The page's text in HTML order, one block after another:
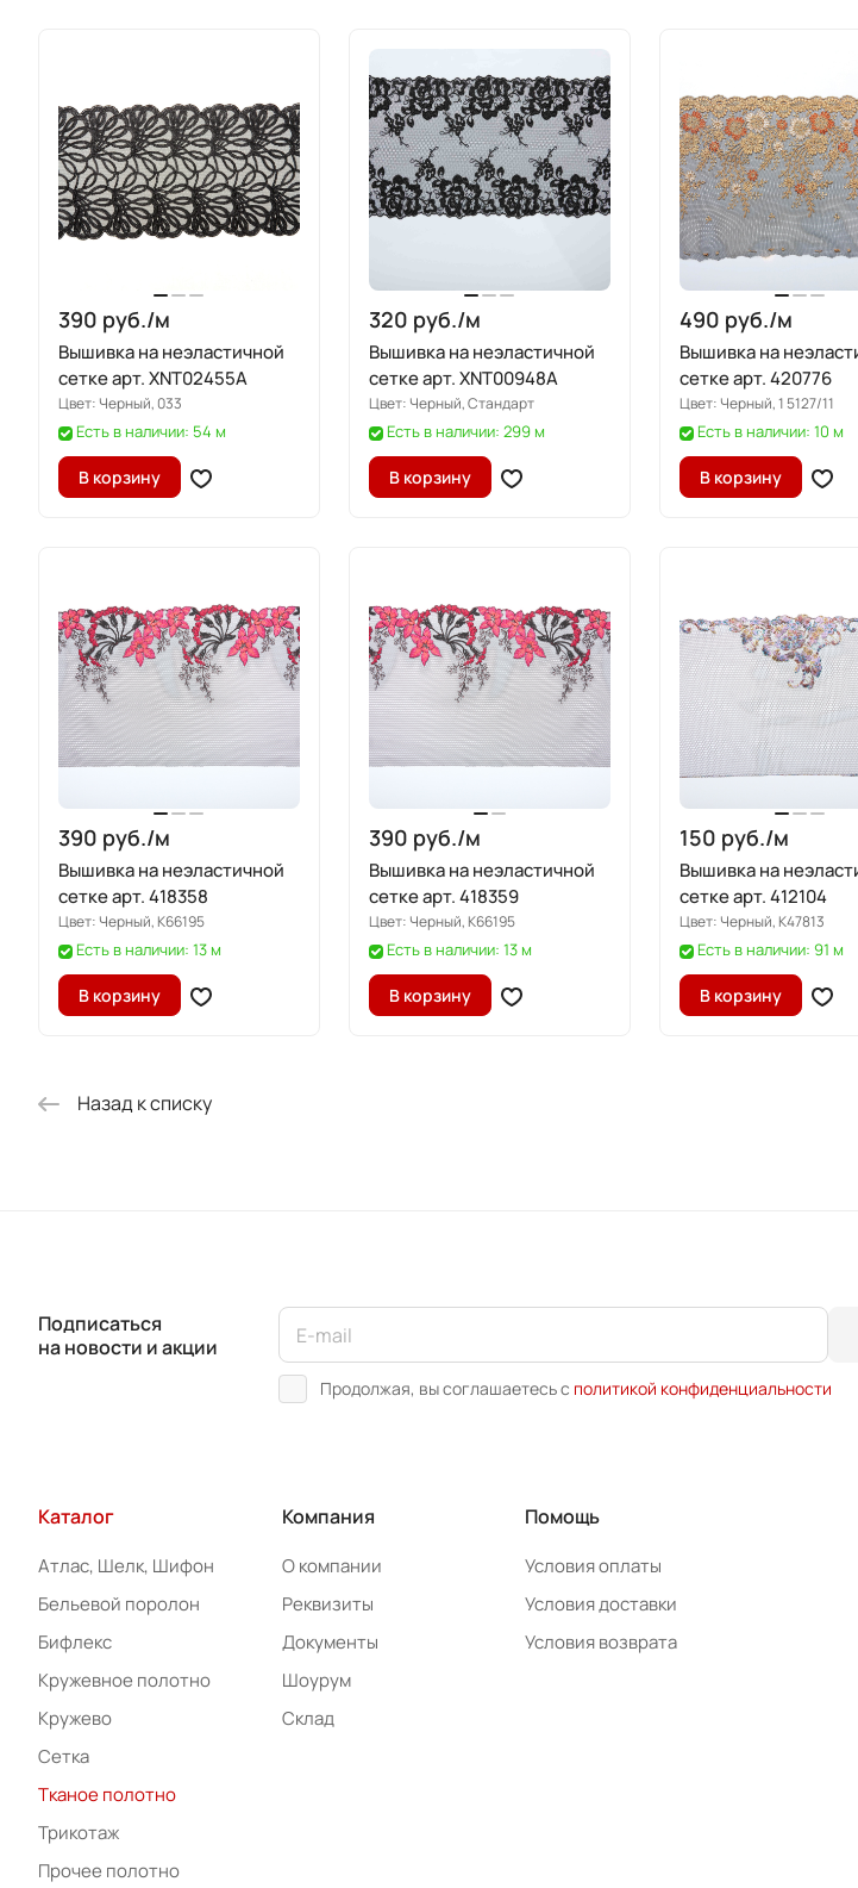
390 руб./м
Вышивка на неэластичной
сетке арт. XNT02455A
Цвет:Черный, 033
Есть в наличии: 54 м
В корзину
320 руб./м
Вышивка на неэластичной
сетке арт. XNT00948A
Цвет:Черный, Стандарт
Есть в наличии: 299 м
В корзину
490 руб./м
Вышивка на
сетке арт. 420776
Цвет:Черный, 1 5127/11
Есть в наличии: 10 м
В корзину
390 руб./м
Вышивка на неэластичной
сетке арт. 418358
Цвет:Черный, K66195
Есть в наличии: 13 м
В корзину
390 руб./м
Вышивка на неэластичной
сетке арт. 418359
Цвет:Черный, K66195
Есть в наличии: 13 м
В корзину
150 руб./м
Вышивка на
сетке арт. 412104
Цвет:Черный, K47813
Есть в наличии: 91 м
В корзину
Назад к списку
Подписаться
на новости и акции
Продолжая, вы соглашаетесь с политикой конфиденциальности
Каталог
Атлас, Шелк, Шифон
Бельевой поролон
Бифлекс
Кружевное полотно
Кружево
Сетка
Тканое полотно
Трикотаж
Прочее полотно
Компания
О компании
Реквизиты
Документы
Шоурум
Склад
Помощь
Условия оплаты
Условия доставки
Условия возврата